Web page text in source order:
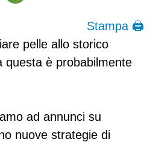
Stampa 🖨
pelle allo storico
questa è probabilmente
ad annunci su
nuove strategie di